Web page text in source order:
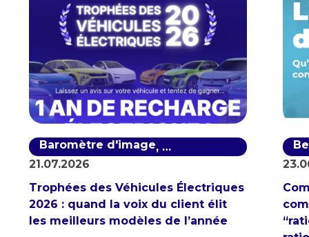
Baromètre d'image, Baromètre de notoriété
21.07.2026
Trophées des Véhicules Électriques
2026 : quand la voix du client élit
les meilleurs modèles de l’année